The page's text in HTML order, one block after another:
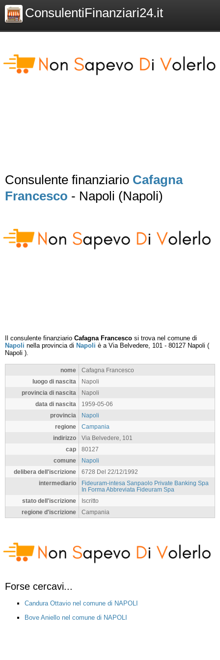
ConsulentiFinanziari24.it
Consulente finanziario Cafagna
Francesco - Napoli (Napoli)
Il consulente finanziario Cafagna Francesco si trova nel comune di
Napoli nella provincia di Napoli è a Via Belvedere, 101 - 80127 Napoli (
Napoli ).
nome
Cafagna Francesco
luogo di nascita
Napoli
provincia di nascita
Napoli
data di nascita
1959-05-06
provincia
Napoli
regione
Campania
indirizzo
Via Belvedere, 101
cap
80127
comune
Napoli
delibera dell'iscrizione
6728 Del 22/12/1992
intermediario
Fideuram-intesa Sanpaolo Private Banking Spa
In Forma Abbreviata Fideuram Spa
stato dell'iscrizione
Iscritto
regione d'iscrizione
Campania
Forse cercavi...
Candura Ottavio nel comune di NAPOLI
Bove Aniello nel comune di NAPOLI